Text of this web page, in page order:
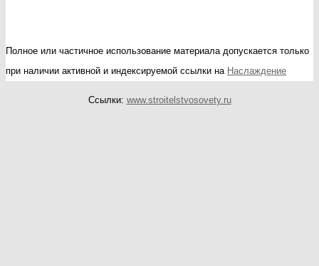
Полное или частичное использование материала допускается только
при наличии активной и индексируемой ссылки на Наслаждение
Ссылки: www.stroitelstvosovety.ru